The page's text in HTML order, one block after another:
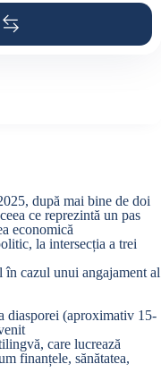
după mai bine de doi
ce reprezintă un pas
economică
la intersecția a trei
cazul unui angajament al
diasporei (aproximativ 15-
care lucrează
finanțele, sănătatea,